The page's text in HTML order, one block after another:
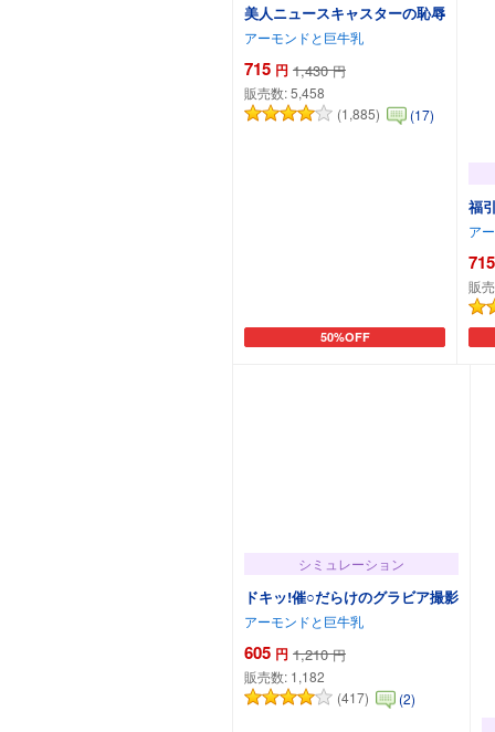
美人ニュースキャスターの恥辱
アーモンドと巨牛乳
715 円 1,430 円
販売数:5,458
(1,885)
(17)
50%OFF
カートに追加
福
ア
715
販
シミュレーション
ドキッ!催○だらけのグラビア撮影
アーモンドと巨牛乳
605 円 1,210 円
販売数: 1,182
(417)
(2)